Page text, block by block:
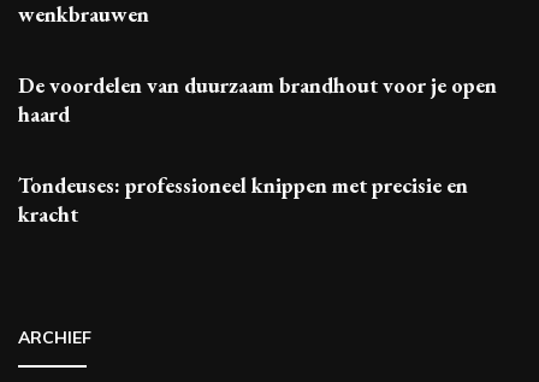
wenkbrauwen
De voordelen van duurzaam brandhout voor je open
haard
Tondeuses: professioneel knippen met precisie en
kracht
ARCHIEF